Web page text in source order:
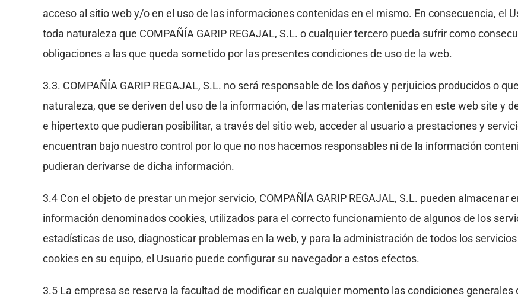
acceso al sitio web y/o en el uso de las informaciones contenidas en el mismo. En consecuencia, el
toda naturaleza que COMPAÑÍA GARIP REGAJAL, S.L. o cualquier tercero pueda sufrir como
obligaciones a las que queda sometido por las presentes condiciones de uso de la web.
3.3. COMPAÑÍA GARIP REGAJAL, S.L. no será responsable de los daños y perjuicios producidos o
naturaleza, que se deriven del uso de la información, de las materias contenidas en este web site y
e hipertexto que pudieran posibilitar, a través del sitio web, acceder al usuario a prestaciones y
encuentran bajo nuestro control por lo que no nos hacemos responsables ni de la información
pudieran derivarse de dicha información.
3.4 Con el objeto de prestar un mejor servicio, COMPAÑÍA GARIP REGAJAL, S.L. pueden
información denominados cookies, utilizados para el correcto funcionamiento de algunos de los
estadísticas de uso, diagnosticar problemas en la web, y para la administración de todos los
cookies en su equipo, el Usuario puede configurar su navegador a estos efectos.
3.5 La empresa se reserva la facultad de modificar en cualquier momento las condiciones